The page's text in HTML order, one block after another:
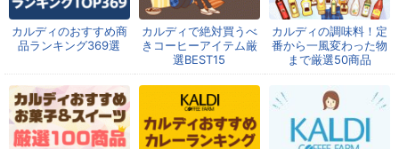
カルディのおすすめ商
品ランキング369選
カルディで絶対買うべ
きコーヒーアイテム厳
選BEST15
カルディの調味料！定
番から一風変わった物
まで厳選50商品